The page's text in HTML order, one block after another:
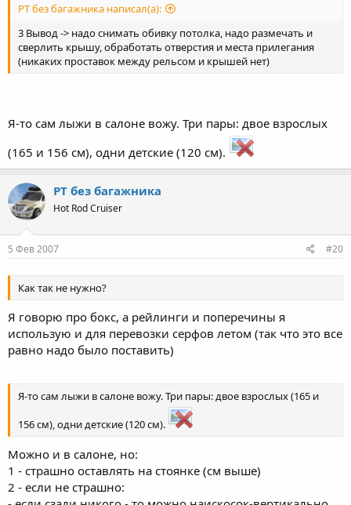
PT без багажника написал(а):
3 Вывод -> надо снимать обивку потолка, надо размечать и
сверлить крышу, обработать отверстия и места прилегания
(никаких проставок между рельсом и крышей нет)
Я-то сам лыжи в салоне вожу. Три пары: двое взрослых
(165 и 156 см), одни детские (120 см).
PT без багажника
Hot Rod Cruiser
5 Фев 2007 #20
Как так не нужно?
Я говорю про бокс, а рейлинги и поперечины я
использую и для перевозки серфов летом (так что это все
равно надо было поставить)
Я-то сам лыжи в салоне вожу. Три пары: двое взрослых (165 и
156 см), одни детские (120 см).
Можно и в салоне, но:
1 - страшно оставлять на стоянке (см выше)
2 - если не страшно: